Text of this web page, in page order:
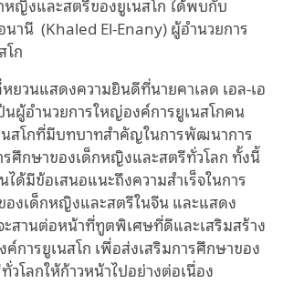
หญิงและสตรีของยูเนสโก ได้พบกับ
นานี (Khaled El-Enany)ผู้อำนวยการ
โก
หยวนแสดงความยินดีที่นายคาเลด เอล-เอ
นผู้อำนวยการใหญ่องค์การยูเนสโกคน
สโกที่มีบทบาทสำคัญในการพัฒนาการ
รศึกษาของเด็กหญิงและสตรีทั่วโลกทั้งนี้
ได้มีข้อเสนอแนะถึงความสำเร็จในการ
งเด็กหญิงและสตรีในจีน และแสดง
ะสานต่อหน้าที่ทูตพิเศษที่ดีและเสริมสร้าง
การยูเนสโก เพื่อส่งเสริมการศึกษาของ
โลกให้ก้าวหน้าไปอย่างต่อเนื่อง